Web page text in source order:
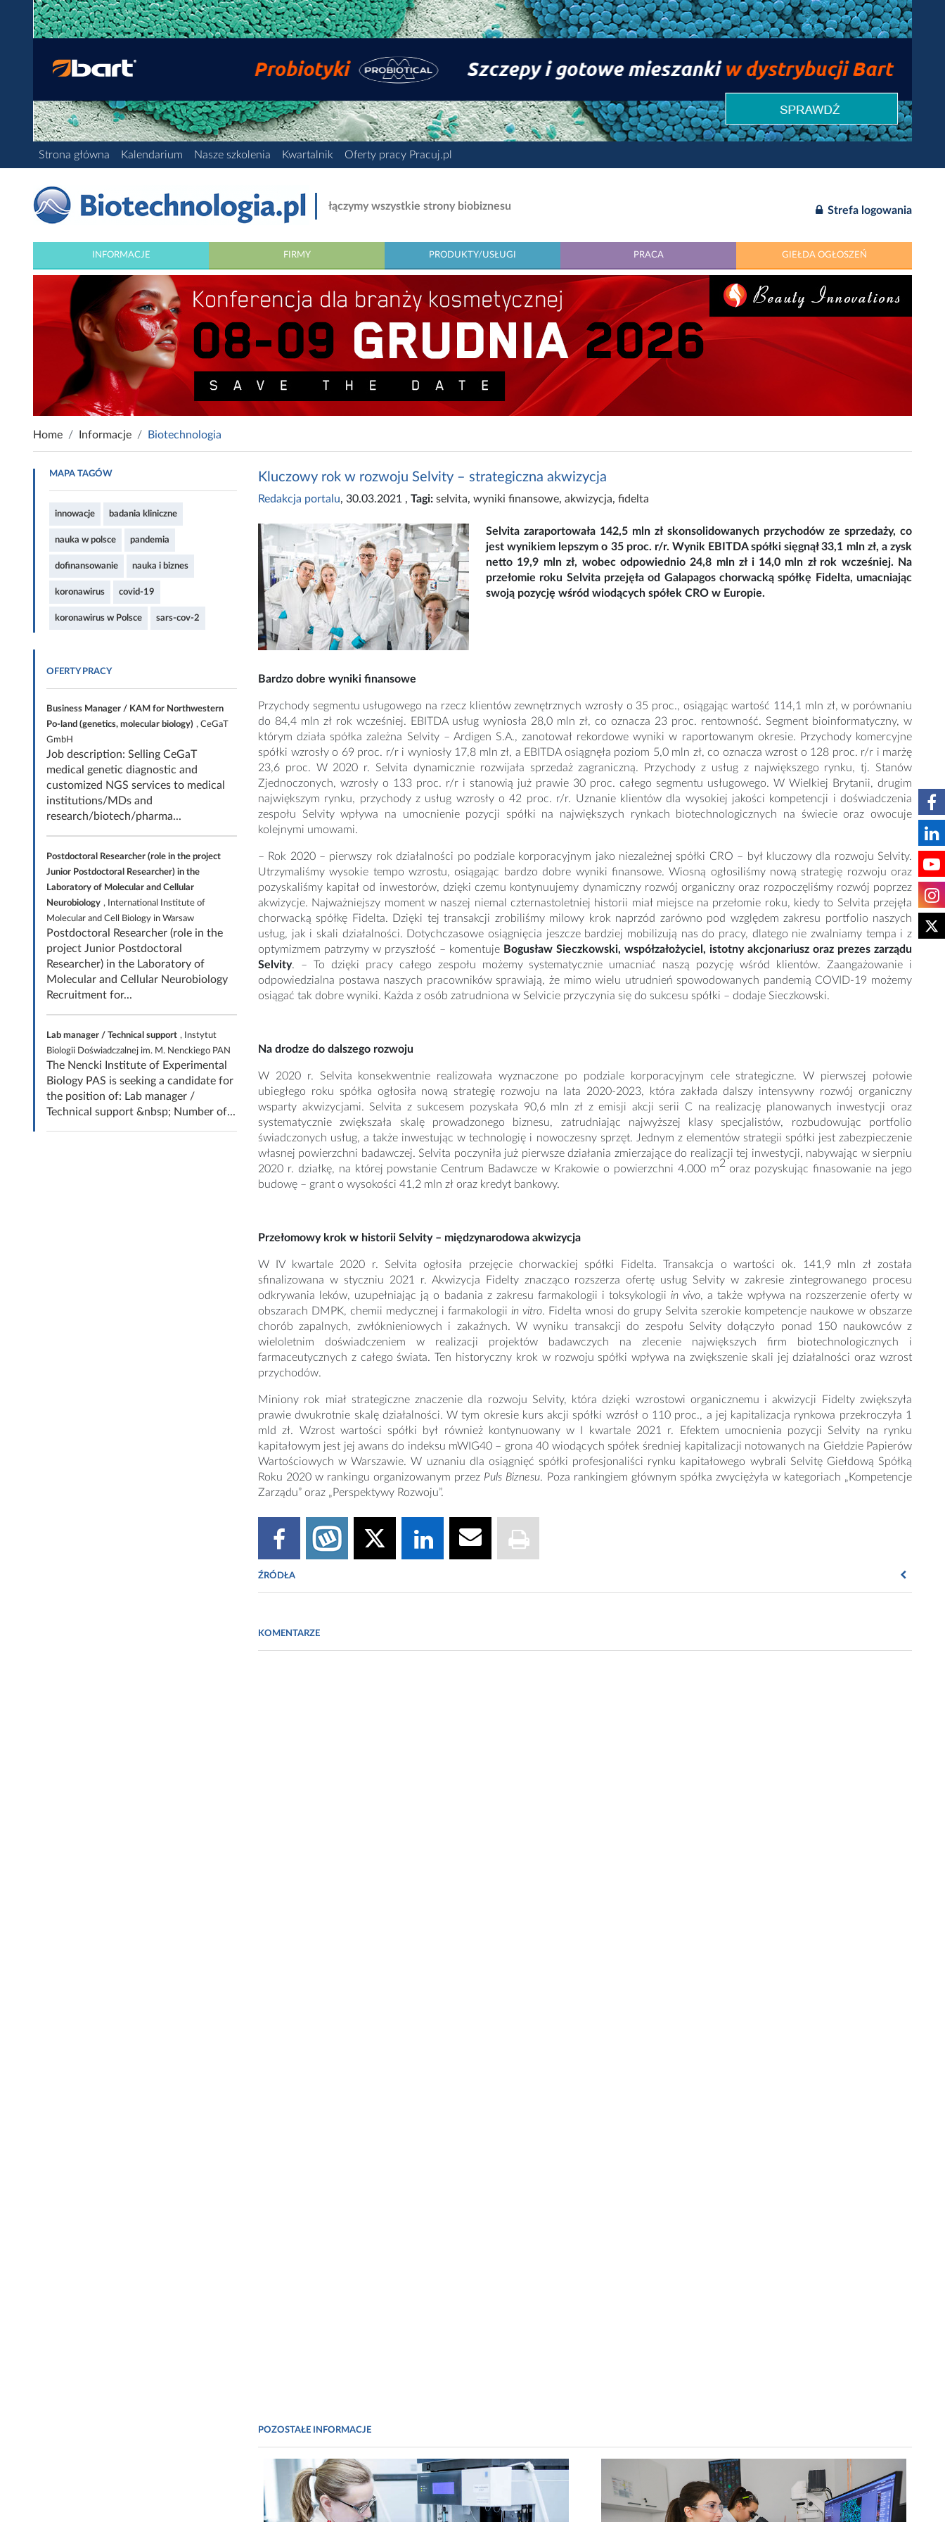
Strona główna Kalendarium Nasze szkolenia Kwartalnik Oferty pracy Pracuj.pl
łączymy wszystkie strony biobiznesu Strefa logowania
INFORMACJE FIRMY PRODUKTY/USŁUGI PRACA GIEŁDA OGŁOSZEŃ
Home Informacje Biotechnologia
MAPA TAGÓW
innowacje badania kliniczne
nauka w polsce pandemia
dofinansowanie nauka i biznes
koronawirus covid-19
koronawirus w Polsce sars-cov-2
OFERTY PRACY
Business Manager / KAM for Northwestern
Po-land (genetics, molecular biology) , CeGaT
GmbH
Job description: Selling CeGaT
medical genetic diagnostic and
customized NGS services to medical
institutions/MDs and
research/biotech/pharma...
Postdoctoral Researcher (role in the project
Junior Postdoctoral Researcher) in the
Laboratory of Molecular and Cellular
Neurobiology , International Institute of
Molecular and Cell Biology in Warsaw
Postdoctoral Researcher (role in the
project Junior Postdoctoral
Researcher) in the Laboratory of
Molecular and Cellular Neurobiology
Recruitment for...
Lab manager / Technical support , Instytut
Biologii Doświadczalnej im. M. Nenckiego PAN
The Nencki Institute of Experimental
Biology PAS is seeking a candidate for
the position of: Lab manager /
Technical support &nbsp; Number of...
Kluczowy rok w rozwoju Selvity – strategiczna akwizycja
Redakcja portalu, 30.03.2021 , Tagi: selvita, wyniki finansowe, akwizycja, fidelta
Selvita zaraportowała 142,5 mln zł skonsolidowanych przychodów ze sprzedaży, co
jest wynikiem lepszym o 35 proc. r/r. Wynik EBITDA spółki sięgnął 33,1 mln zł, a zysk
netto 19,9 mln zł, wobec odpowiednio 24,8 mln zł i 14,0 mln zł rok wcześniej. Na
przełomie roku Selvita przejęła od Galapagos chorwacką spółkę Fidelta, umacniając
swoją pozycję wśród wiodących spółek CRO w Europie.
Bardzo dobre wyniki finansowe
Przychody segmentu usługowego na rzecz klientów zewnętrznych wzrosły o 35 proc., osiągając wartość 114,1 mln zł, w porównaniu
do 84,4 mln zł rok wcześniej. EBITDA usług wyniosła 28,0 mln zł, co oznacza 23 proc. rentowność. Segment bioinformatyczny, w
którym działa spółka zależna Selvity – Ardigen S.A., zanotował rekordowe wyniki w raportowanym okresie. Przychody komercyjne
spółki wzrosły o 69 proc. r/r i wyniosły 17,8 mln zł, a EBITDA osiągnęła poziom 5,0 mln zł, co oznacza wzrost o 128 proc. r/r i marżę
23,6 proc. W 2020 r. Selvita dynamicznie rozwijała sprzedaż zagraniczną. Przychody z usług z największego rynku, tj. Stanów
Zjednoczonych, wzrosły o 133 proc. r/r i stanowią już prawie 30 proc. całego segmentu usługowego. W Wielkiej Brytanii, drugim
największym rynku, przychody z usług wzrosły o 42 proc. r/r. Uznanie klientów dla wysokiej jakości kompetencji i doświadczenia
zespołu Selvity wpływa na umocnienie pozycji spółki na największych rynkach biotechnologicznych na świecie oraz owocuje
kolejnymi umowami.
– Rok 2020 – pierwszy rok działalności po podziale korporacyjnym jako niezależnej spółki CRO – był kluczowy dla rozwoju Selvity.
Utrzymaliśmy wysokie tempo wzrostu, osiągając bardzo dobre wyniki finansowe. Wiosną ogłosiliśmy nową strategię rozwoju oraz
pozyskaliśmy kapitał od inwestorów, dzięki czemu kontynuujemy dynamiczny rozwój organiczny oraz rozpoczęliśmy rozwój poprzez
akwizycje. Najważniejszy moment w naszej niemal czternastoletniej historii miał miejsce na przełomie roku, kiedy to Selvita przejęła
chorwacką spółkę Fidelta. Dzięki tej transakcji zrobiliśmy milowy krok naprzód zarówno pod względem zakresu portfolio naszych
usług, jak i skali działalności. Dotychczasowe osiągnięcia jeszcze bardziej mobilizują nas do pracy, dlatego nie zwalniamy tempa i z
optymizmem patrzymy w przyszłość – komentuje Bogusław Sieczkowski, współzałożyciel, istotny akcjonariusz oraz prezes zarządu
Selvity. – To dzięki pracy całego zespołu możemy systematycznie umacniać naszą pozycję wśród klientów. Zaangażowanie i
odpowiedzialna postawa naszych pracowników sprawiają, że mimo wielu utrudnień spowodowanych pandemią COVID-19 możemy
osiągać tak dobre wyniki. Każda z osób zatrudniona w Selvicie przyczynia się do sukcesu spółki – dodaje Sieczkowski.
Na drodze do dalszego rozwoju
W 2020 r. Selvita konsekwentnie realizowała wyznaczone po podziale korporacyjnym cele strategiczne. W pierwszej połowie
ubiegłego roku spółka ogłosiła nową strategię rozwoju na lata 2020-2023, która zakłada dalszy intensywny rozwój organiczny
wsparty akwizycjami. Selvita z sukcesem pozyskała 90,6 mln zł z emisji akcji serii C na realizację planowanych inwestycji oraz
systematycznie zwiększała skalę prowadzonego biznesu, zatrudniając najwyższej klasy specjalistów, rozbudowując portfolio
świadczonych usług, a także inwestując w technologię i nowoczesny sprzęt. Jednym z elementów strategii spółki jest zabezpieczenie
własnej powierzchni badawczej. Selvita poczyniła już pierwsze działania zmierzające do realizacji tej inwestycji, nabywając w sierpniu
2020 r. działkę, na której powstanie Centrum Badawcze w Krakowie o powierzchni 4.000 m2 oraz pozyskując finasowanie na jego
budowę – grant o wysokości 41,2 mln zł oraz kredyt bankowy.
Przełomowy krok w historii Selvity – międzynarodowa akwizycja
W IV kwartale 2020 r. Selvita ogłosiła przejęcie chorwackiej spółki Fidelta. Transakcja o wartości ok. 141,9 mln zł została
sfinalizowana w styczniu 2021 r. Akwizycja Fidelty znacząco rozszerza ofertę usług Selvity w zakresie zintegrowanego procesu
odkrywania leków, uzupełniając ją o badania z zakresu farmakologii i toksykologii in vivo, a także wpływa na rozszerzenie oferty w
obszarach DMPK, chemii medycznej i farmakologii in vitro. Fidelta wnosi do grupy Selvita szerokie kompetencje naukowe w obszarze
chorób zapalnych, zwłóknieniowych i zakaźnych. W wyniku transakcji do zespołu Selvity dołączyło ponad 150 naukowców z
wieloletnim doświadczeniem w realizacji projektów badawczych na zlecenie największych firm biotechnologicznych i
farmaceutycznych z całego świata. Ten historyczny krok w rozwoju spółki wpływa na zwiększenie skali jej działalności oraz wzrost
przychodów.
Miniony rok miał strategiczne znaczenie dla rozwoju Selvity, która dzięki wzrostowi organicznemu i akwizycji Fidelty zwiększyła
prawie dwukrotnie skalę działalności. W tym okresie kurs akcji spółki wzrósł o 110 proc., a jej kapitalizacja rynkowa przekroczyła 1
mld zł. Wzrost wartości spółki był również kontynuowany w I kwartale 2021 r. Efektem umocnienia pozycji Selvity na rynku
kapitałowym jest jej awans do indeksu mWIG40 – grona 40 wiodących spółek średniej kapitalizacji notowanych na Giełdzie Papierów
Wartościowych w Warszawie. W uznaniu dla osiągnięć spółki profesjonaliści rynku kapitałowego wybrali Selvitę Giełdową Spółką
Roku 2020 w rankingu organizowanym przez Puls Biznesu. Poza rankingiem głównym spółka zwyciężyła w kategoriach „Kompetencje
Zarządu” oraz „Perspektywy Rozwoju”.
ŹRÓDŁA
KOMENTARZE
POZOSTAŁE INFORMACJE